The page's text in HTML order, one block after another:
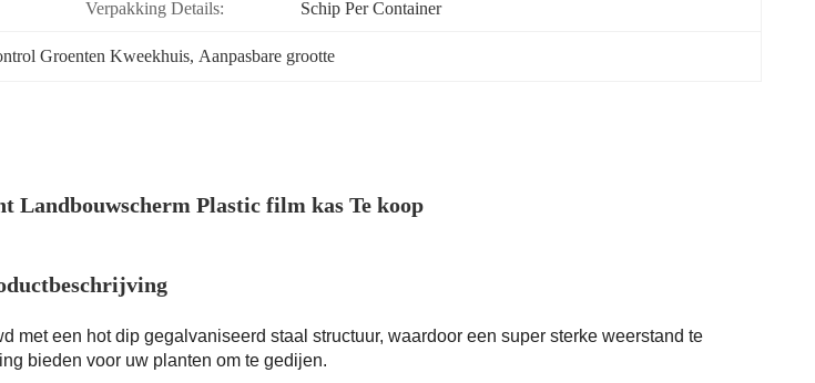
Verpakking Details: Schip Per Container
Groenten Kweekhuis, Aanpasbare grootte
Landbouwscherm Plastic film kas Te koop
een hot dip gegalvaniseerd staal structuur, waardoor een super sterke weerstand te
bieden voor uw planten om te gedijen.